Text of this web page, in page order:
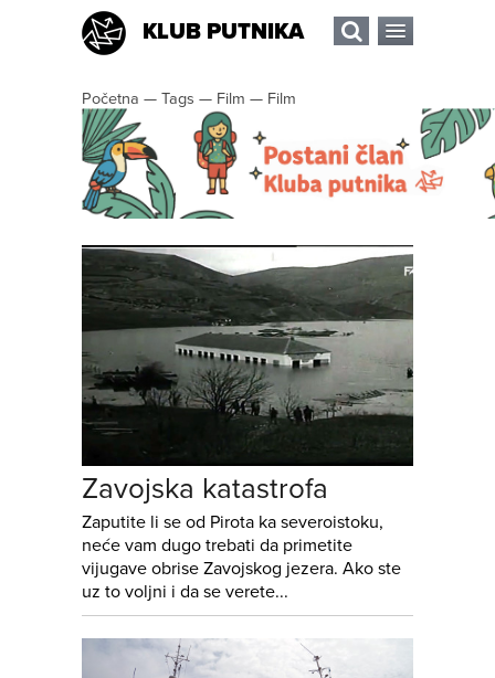
KLUB PUTNIKA
Početna — Tags — Film — Film
Zavojska katastrofa
Zaputite li se od Pirota ka severoistoku,
neće vam dugo trebati da primetite
vijugave obrise Zavojskog jezera. Ako ste
uz to voljni i da se verete...